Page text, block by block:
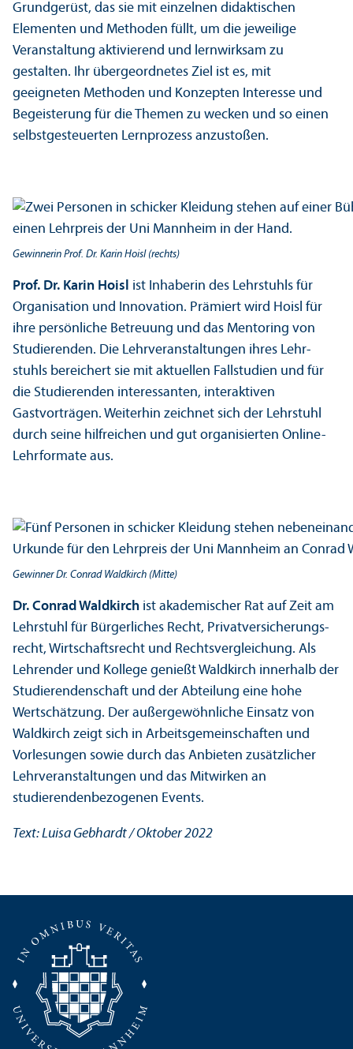
Grundgerüst, das sie mit einzelnen didaktischen
Elementen und Methoden füllt, um die jeweilige
Veranstaltung aktivierend und lernwirksam zu
gestalten. Ihr übergeordnetes Ziel ist es, mit
geeigneten Methoden und Konzepten Interesse und
Begeisterung für die Themen zu wecken und so einen
selbstgesteuerten Lernprozess anzustoßen.
Gewinnerin Prof. Dr. Karin Hoisl (rechts)
Prof. Dr. Karin Hoisl ist Inhaberin des Lehr­stuhls für
Organisation und Innovation. Prämiert wird Hoisl für
ihre persönliche Betreuung und das Mentoring von
Studierenden. Die Lehr­veranstaltungen ihres Lehr­
stuhls bereichert sie mit aktuellen Fall­studien und für
die Studierenden interessanten, interaktiven
Gastvorträgen. Weiterhin zeichnet sich der Lehr­stuhl
durch seine hilfreichen und gut organisierten Online-
Lehr­formate aus.
Gewinner Dr. Conrad Waldkirch (Mitte)
Dr. Conrad Waldkirch ist akademischer Rat auf Zeit am
Lehr­stuhl für Bürgerliches Recht, Privat­versicherungs­
recht, Wirtschafts­recht und Rechts­vergleich­ung. Als
Lehr­ender und Kollege genießt Waldkirch innerhalb der
Studierenden­schaft und der Abteilung eine hohe
Wertschätzung. Der außergewöhnliche Einsatz von
Waldkirch zeigt sich in Arbeits­gemeinschaften und
Vorlesungen sowie durch das Anbieten zusätzlicher
Lehr­veranstaltungen und das Mitwirken an
studierenden­bezogenen Events.
Text: Luisa Gebhardt / Oktober 2022